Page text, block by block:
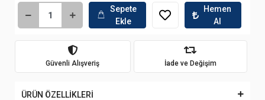
Sepete
Ekle
Hemen
Al
Güvenli Alışveriş İade ve Değişim
ÜRÜN ÖZELLİKLERİ